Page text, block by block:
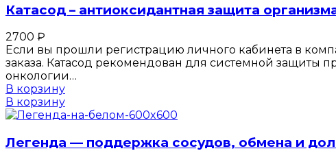
Катасод – антиоксидантная защита
2700 ₽
Если вы прошли регистрацию личного кабинета в
заказа. Катасод рекомендован для системной защиты
онкологии…
В корзину
В корзину
Легенда — поддержка сосудов, обмена и